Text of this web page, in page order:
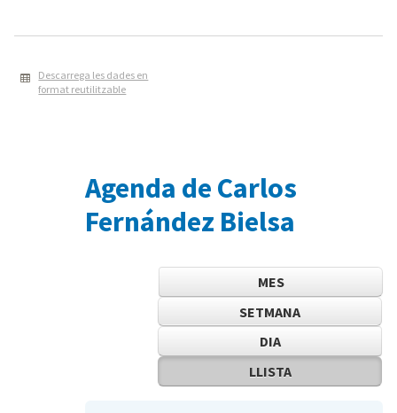
Descarrega les dades en
format reutilitzable
Agenda de Carlos
Fernández Bielsa
MES
SETMANA
DIA
LLISTA